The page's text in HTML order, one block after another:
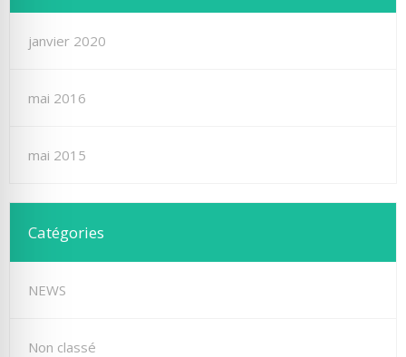
janvier 2020
mai 2016
mai 2015
Catégories
NEWS
Non classé